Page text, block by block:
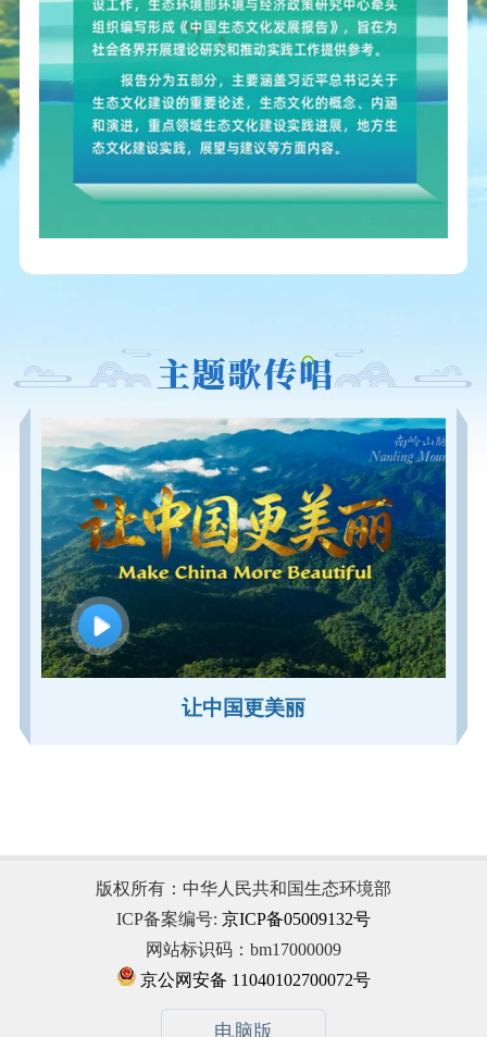
让中国更美丽
版权所有：中华人民共和国生态环境部
ICP备案编号: 京ICP备05009132号
网站标识码：bm17000009
京公网安备 11040102700072号
电脑版